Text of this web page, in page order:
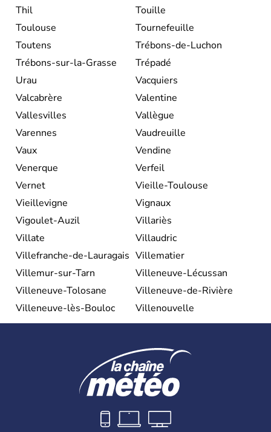
Thil
Touille
Toulouse
Tournefeuille
Toutens
Trébons-de-Luchon
Trébons-sur-la-Grasse
Trépadé
Urau
Vacquiers
Valcabrère
Valentine
Vallesvilles
Vallègue
Varennes
Vaudreuille
Vaux
Vendine
Venerque
Verfeil
Vernet
Vieille-Toulouse
Vieillevigne
Vignaux
Vigoulet-Auzil
Villariès
Villate
Villaudric
Villefranche-de-Lauragais Villematier
Villemur-sur-Tarn
Villeneuve-Lécussan
Villeneuve-Tolosane
Villeneuve-de-Rivière
Villeneuve-lès-Bouloc
Villenouvelle